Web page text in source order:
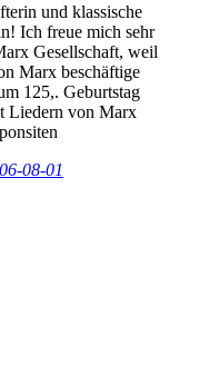
und klassische
Ich freue mich sehr
Gesellschaft, weil
Marx beschäftige
125,. Geburtstag
Liedern von Marx
08-01